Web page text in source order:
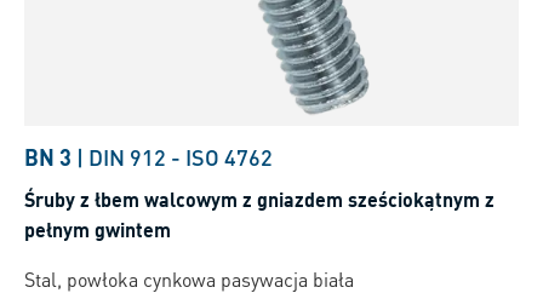
BN 3 | DIN 912 - ISO 4762
Śruby z łbem walcowym z gniazdem sześciokątnym z
pełnym gwintem
Stal, powłoka cynkowa pasywacja biała